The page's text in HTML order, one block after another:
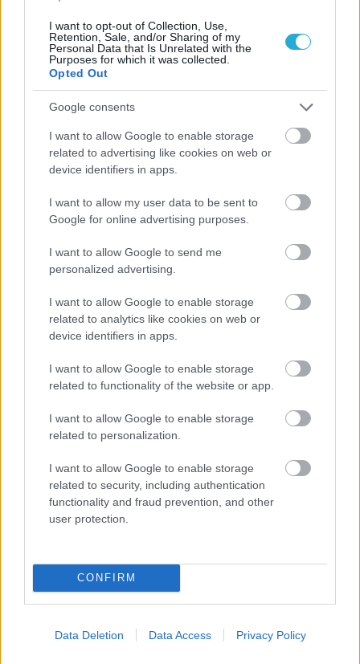
I want to opt-out of Collection, Use,
Retention, Sale, and/or Sharing of my
Personal Data that Is Unrelated with the
Purposes for which it was collected.
Opted Out
Google consents
I want to allow Google to enable storage
related to advertising like cookies on web or
device identifiers in apps.
I want to allow my user data to be sent to
Google for online advertising purposes.
I want to allow Google to send me
personalized advertising.
I want to allow Google to enable storage
related to analytics like cookies on web or
device identifiers in apps.
I want to allow Google to enable storage
related to functionality of the website or app.
I want to allow Google to enable storage
related to personalization.
I want to allow Google to enable storage
related to security, including authentication
functionality and fraud prevention, and other
user protection.
CONFIRM
Data Deletion Data Access Privacy Policy
ΡΟΗ ΕΙΔΗΣΕΩΝ
«Αντίο» με ήττα για τις διεθνείς μας στο τουρνουά του
Ουρμπίνο
Το πάλεψε μέχρι τέλους η Εθνική γυναικών κόντρα
στην Ιταλία Β’
06/08/2026
Η FIVB σχεδιάζει να διοργανώσει το Παγκόσμιο
Έτοιμη για… υψηλές πτήσεις η Μπενφίκα του Ψάρρα
με τον «Ιπτάμενο Ολλανδό» Βίλτενμπουργκ
05/08/2026
Ισόπαλο το πρωτο φιλικό τεστ της Εθνικής στο
Ουρμπίνο
05/08/2026
Προς στρατηγική συνεργασία ΠΑΣΑΠΠ και
Πανεπιστημίου Πατρών